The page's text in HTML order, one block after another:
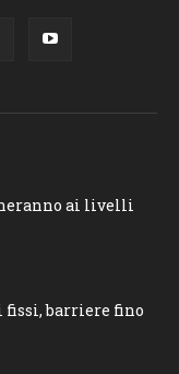
ai livelli
fissi, barriere fino